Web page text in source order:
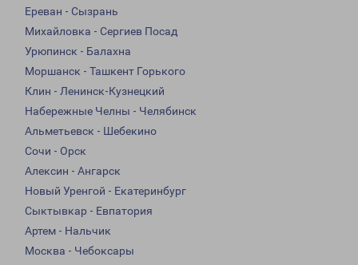
Ереван - Сызрань
Михайловка - Сергиев Посад
Урюпинск - Балахна
Моршанск - Ташкент Горького
Клин - Ленинск-Кузнецкий
Набережные Челны - Челябинск
Альметьевск - Шебекино
Сочи - Орск
Алексин - Ангарск
Новый Уренгой - Екатеринбург
Сыктывкар - Евпатория
Артем - Нальчик
Москва - Чебоксары